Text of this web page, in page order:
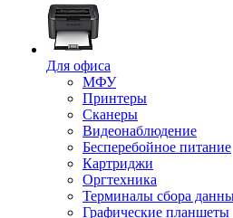
Для офиса
МФУ
Принтеры
Сканеры
Видеонаблюдение
Бесперебойное питание
Картриджи
Оргтехника
Терминалы сбора
Графические планшеты